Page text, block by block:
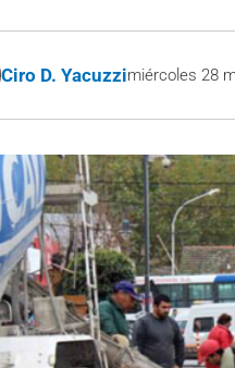
Ciro D. Yacuzzimiércoles 28